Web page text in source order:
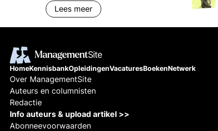
media. De communicatiestrategie.
Lees meer
HomeKennisbankOpleidingenVacaturesBoekenNetwerk
Over ManagementSite
Auteurs en columnisten
Redactie
Info auteurs & upload artikel >>
Abonneevoorwaarden